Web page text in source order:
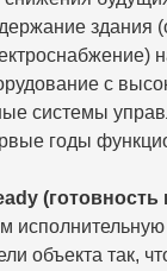
здания
с
системы
годы
(готовность
объекта так,